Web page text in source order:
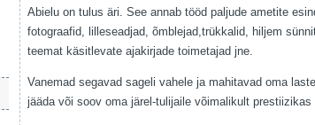
Abielu on tulus äri. See annab tööd paljude ametite
fotograafid, lilleseadjad, õmblejad,trükkalid, hiljem
teemat käsitlevate ajakirjade toimetajad jne.
Vanemad segavad sageli vahele ja mahitavad oma
jääda või soov oma järel-tulijaile võimalikult prestiizikas